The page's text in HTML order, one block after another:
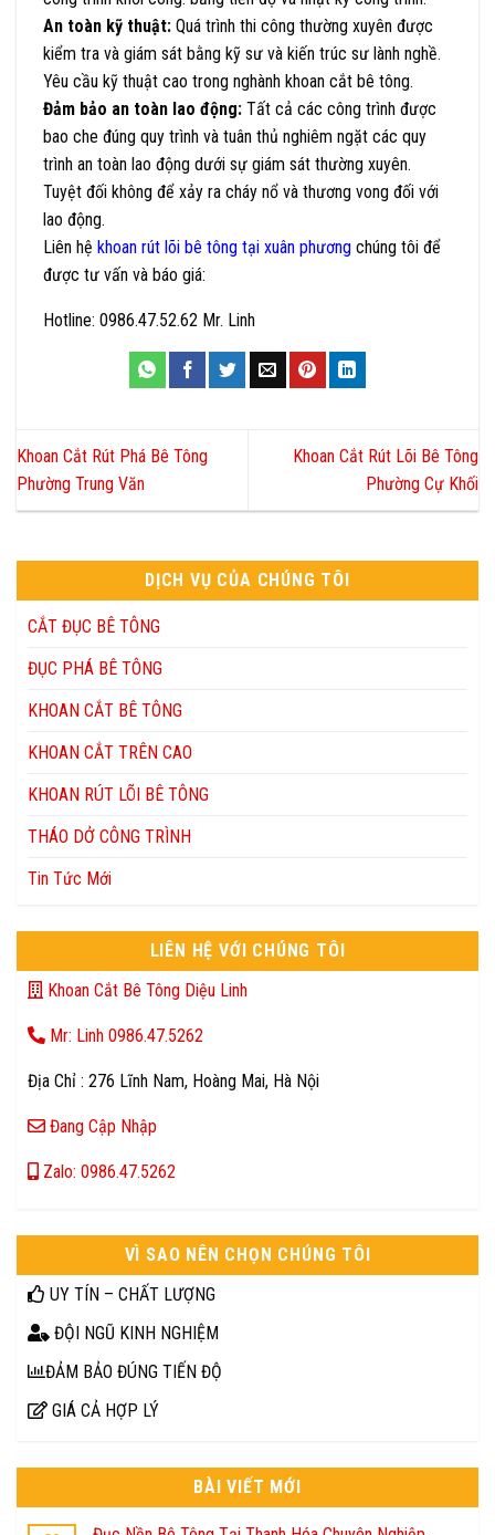
An toàn kỹ thuật: Quá trình thi công thường xuyên được
kiểm tra và giám sát bằng kỹ sư và kiến trúc sư lành nghề.
Yêu cầu kỹ thuật cao trong nghành khoan cắt bê tông.
Đảm bảo an toàn lao động: Tất cả các công trình được
bao che đúng quy trình và tuân thủ nghiêm ngặt các quy
trình an toàn lao động dưới sự giám sát thường xuyên.
Tuyệt đối không để xảy ra cháy nổ và thương vong đối với
lao động.
Liên hệ khoan rút lõi bê tông tại xuân phương chúng tôi để
được tư vấn và báo giá:
Hotline: 0986.47.52.62 Mr. Linh
Khoan Cắt Rút Phá Bê Tông
Phường Trung Văn
Khoan Cắt Rút Lõi Bê Tông
Phường Cự Khối
DỊCH VỤ CỦA CHÚNG TÔI
CẮT ĐỤC BÊ TÔNG
ĐỤC PHÁ BÊ TÔNG
KHOAN CẮT BÊ TÔNG
KHOAN CẮT TRÊN CAO
KHOAN RÚT LÕI BÊ TÔNG
THÁO DỞ CÔNG TRÌNH
Tin Tức Mới
LIÊN HỆ VỚI CHÚNG TÔI
Khoan Cắt Bê Tông Diệu Linh
Mr: Linh 0986.47.5262
Địa Chỉ : 276 Lĩnh Nam, Hoàng Mai, Hà Nội
Đang Cập Nhập
Zalo: 0986.47.5262
VÌ SAO NÊN CHỌN CHÚNG TÔI
UY TÍN – CHẤT LƯỢNG
ĐỘI NGŨ KINH NGHIỆM
ĐẢM BẢO ĐÚNG TIẾN ĐỘ
GIÁ CẢ HỢP LÝ
BÀI VIẾT MỚI